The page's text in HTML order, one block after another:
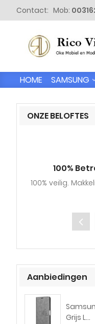
Contact: Mob:
HOME SAMSUNG
ONZE BELOFTES
100%
100% veilig.
Aanbiedingen
Grijs L...